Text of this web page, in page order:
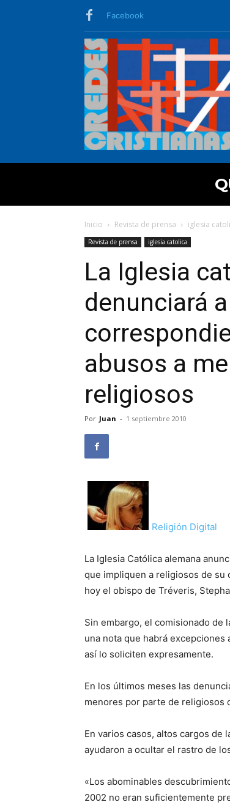
Facebook
Inicio Revista de prensa iglesia
Revista de prensa iglesia catolica
La Iglesia
denunciará
abusos a
religiosos
Por Juan - 1 septiembre 2010
Religión Digital
La Iglesia Católica alemana
que impliquen a religiosos de su
hoy el obispo de Tréveris,
Sin embargo, el comisionado de
una nota que habrá excepciones
así lo soliciten expresamente.
En los últimos meses las
menores por parte de religiosos
En varios casos, altos cargos de
ayudaron a ocultar el rastro de
«Los abominables
2002 no eran suficientemente